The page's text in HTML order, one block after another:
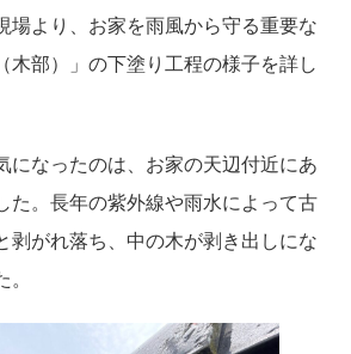
場より、お家を雨風から守る重要な
木部）」の下塗り工程の様子を詳し
になったのは、お家の天辺付近にあ
た。長年の紫外線や雨水によって古
剥がれ落ち、中の木が剥き出しにな